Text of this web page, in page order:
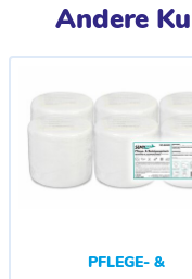
Andere
PFLEGE- &